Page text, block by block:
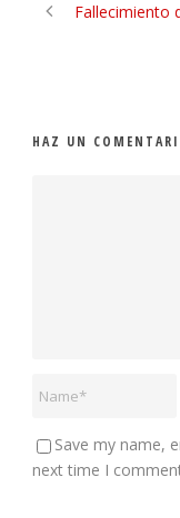
Fallecimiento
HAZ UN
Save my name,
next time I